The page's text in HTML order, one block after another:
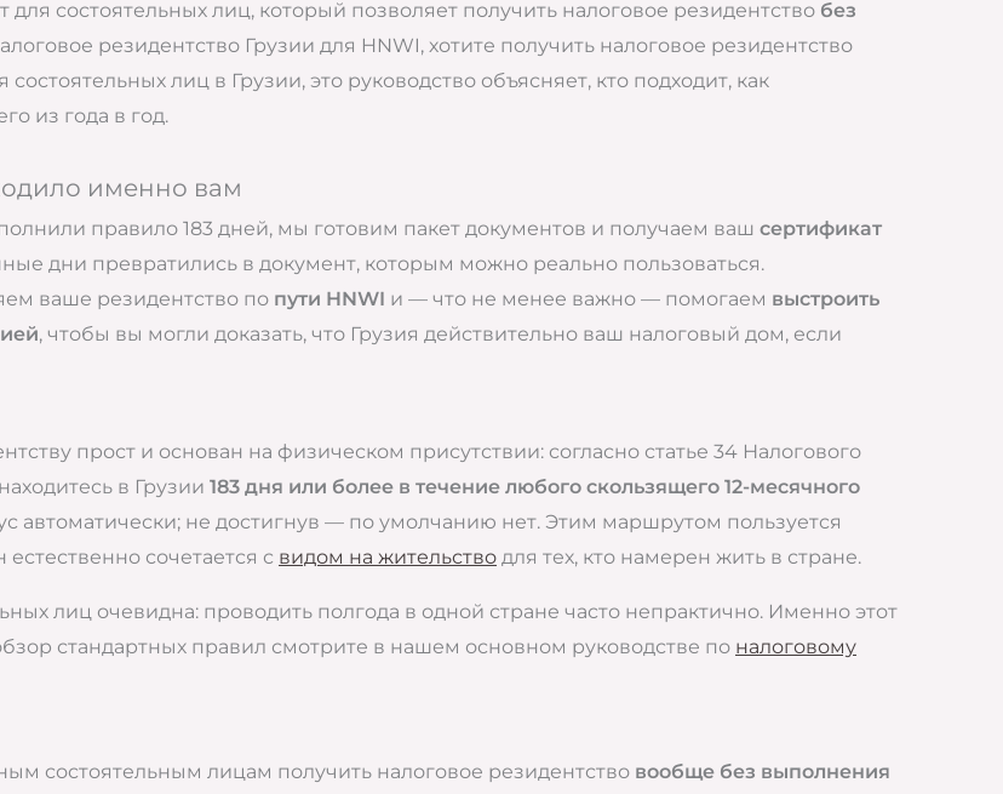
состоятельных лиц, который позволяет получить налоговое резидентство без
резидентство Грузии для HNWI, хотите получить налоговое резидентство
лиц в Грузии, это руководство объясняет, кто подходит, как
из года в год.
именно вам
правило 183 дней, мы готовим пакет документов и получаем ваш сертификат
дни превратились в документ, которым можно реально пользоваться.
ваше резидентство по пути HNWI и — что не менее важно — помогаем выстроить
, чтобы вы могли доказать, что Грузия действительно ваш налоговый дом, если
прост и основан на физическом присутствии: согласно статье 34 Налогового
в Грузии 183 дня или более в течение любого скользящего 12-месячного
автоматически; не достигнув — по умолчанию нет. Этим маршрутом пользуется
сочетается с видом на жительство для тех, кто намерен жить в стране.
лиц очевидна: проводить полгода в одной стране часто непрактично. Именно этот
стандартных правил смотрите в нашем основном руководстве по налоговому
состоятельным лицам получить налоговое резидентство вообще без выполнения